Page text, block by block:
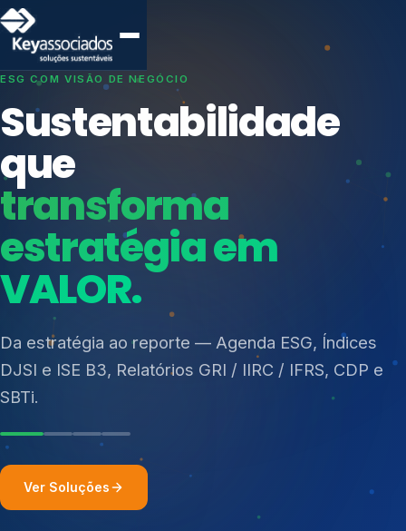
SISTEMAS DE GESTÃO OTIMIZADOS E INTEGRADOS
Conformidade que
protege seu
negócio.
Consultoria, auditoria e treinamentos em ISO 27001,
ISO 27701, ISO 42001, ISO 37001, ISO 9001, ISO
14001, ISO 45001, ONA e PNQ — Gestão de
resíduos sólidos (PGRS/PMGRS).
Índices de Mercado
Mudanças Climáticas
Reputação e Cadeia
Reporte Regulatório
Ver Soluções